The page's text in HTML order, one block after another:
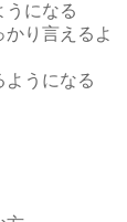
うになる
り言えるよ
ようになる